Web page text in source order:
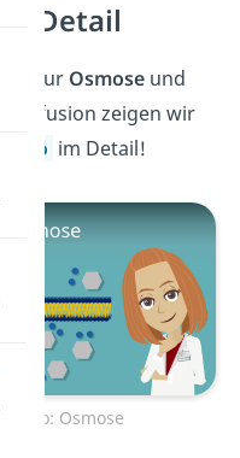
Detail
zur Osmose und
Diffusion zeigen wir
Video im Detail!
Video: Osmose